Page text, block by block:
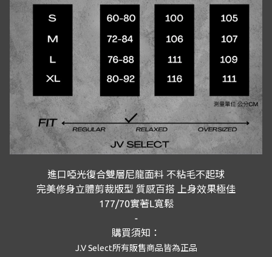
進口啞光復合雙層尼龍面料 不粘毛不起球
完美修身立體剪裁版型 質感百搭 上身效果極佳
177/70實著L寬鬆
-
購買須知：
J.V Select所有販售商品皆為正品